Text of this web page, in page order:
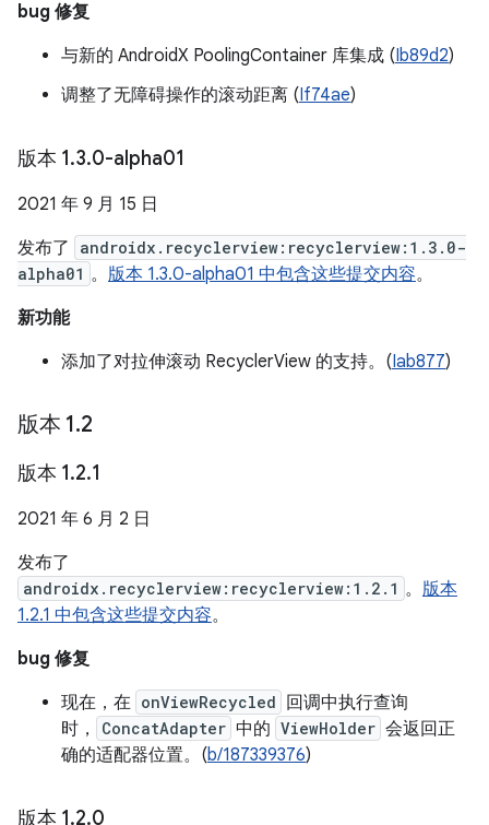
bug 修复
与新的 AndroidX PoolingContainer 库集成 (Ib89d2)
调整了无障碍操作的滚动距离 (If74ae)
版本 1.3.0-alpha01
2021 年 9 月 15 日
发布了
androidx.recyclerview:recyclerview:1.3.0-
alpha01 。 版本 1.3.0-alpha01 中包含这些提交内容。
新功能
添加了对拉伸滚动 RecyclerView 的支持。(Iab877)
版本 1.2
版本 1.2.1
2021 年 6 月 2 日
发布了
androidx.recyclerview:recyclerview:1.2.1 。 版本
1.2.1 中包含这些提交内容。
bug 修复
现在，在 onViewRecycled
回调中执行查询
时，
ConcatAdapter 中的 ViewHolder 会返回正
确的适配器位置。(b/187339376)
版本 1.2.0